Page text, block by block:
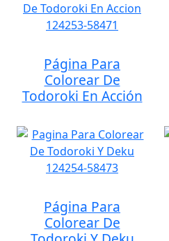
Página Para
Colorear De
Todoroki En Acción
Página Para
Colorear De